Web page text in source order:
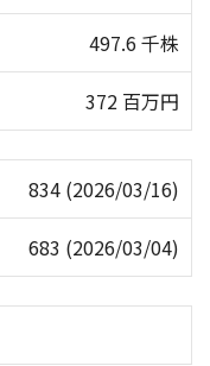
497.6 千株
372 百万円
834 (2026/03/16)
683 (2026/03/04)